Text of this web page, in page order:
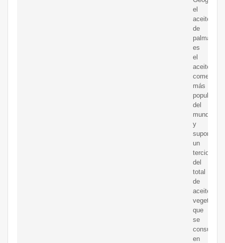
el
aceite
de
palma
es
el
aceite
comestible
más
popular
del
mundo
y
supone
un
tercio
del
total
de
aceite
vegetal
que
se
consume
en